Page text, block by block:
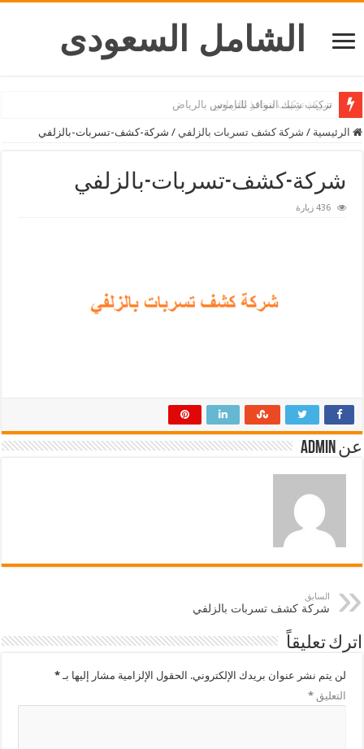
الشامل السعودى
شركة تركيب ستائر بالرياض
الرئيسية / شركة كشف تسربات بالزلفي / شركة-كشف-تسربات-بالزلفي
شركة-كشف-تسربات-بالزلفي
436 زيارة
عن admin
السابق
شركة كشف تسربات بالزلفي
اترك تعليقاً
لن يتم نشر عنوان بريدك الإلكتروني. الحقول الإلزامية مشار إليها بـ*
التعليق*